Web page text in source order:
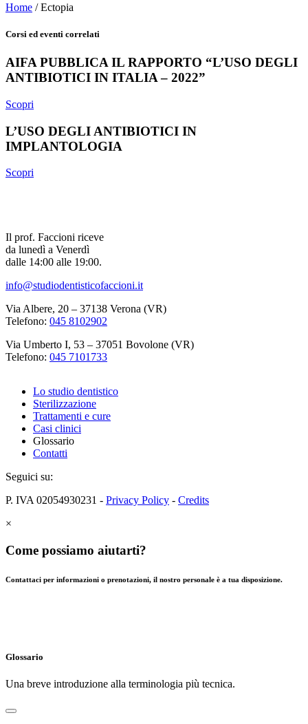
Home /Ectopia
Corsi ed eventi correlati
AIFA PUBBLICA IL RAPPORTO “L’USO DEGLI
ANTIBIOTICI IN ITALIA – 2022”
Scopri
L’USO DEGLI ANTIBIOTICI IN
IMPLANTOLOGIA
Scopri
Il prof. Faccioni riceve
da lunedì a Venerdì
dalle 14:00 alle 19:00.
info@studiodentisticofaccioni.it
Via Albere, 20 – 37138 Verona (VR)
Telefono: 045 8102902
Via Umberto I, 53 – 37051 Bovolone (VR)
Telefono: 045 7101733
Lo studio dentistico
Sterilizzazione
Trattamenti e cure
Casi clinici
Glossario
Contatti
Seguici su:
P. IVA 02054930231 - Privacy Policy - Credits
×
Come possiamo aiutarti?
Contattaci per informazioni o prenotazioni, il nostro personale è a tua disposizione.
Glossario
Una breve introduzione alla terminologia più tecnica.